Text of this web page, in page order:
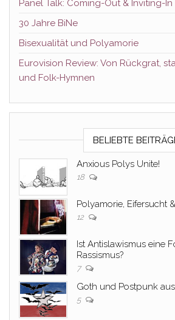
Panel Talk: Coming-Out & Inviting-In
30 Jahre BiNe
Bisexualität und Polyamorie
Eurovision Review: Von Rückgrat,
und Folk-Hymnen
BELIEBTE
Anxious Polys Unite!
18
Polyamorie, Eifersucht
12
Ist Antislawismus eine
Rassismus?
7
Goth und Postpunk
5